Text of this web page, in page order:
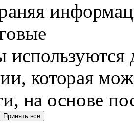
которая
на основе
Принять все